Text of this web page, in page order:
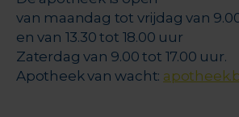
van maandag tot vrijdag van
en van 13.30 tot 18.00 uur
Zaterdag van 9.00 tot 17.00 uur.
Apotheek van wacht: